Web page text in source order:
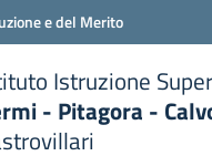
e del Merito
Istruzione
- Pitagora -